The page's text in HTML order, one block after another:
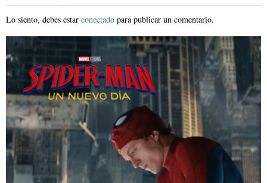
Lo siento, debes estar conectado para publicar un comentario.